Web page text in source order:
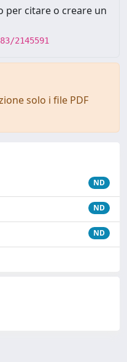
per citare o creare un
2145591
solo i file PDF
ND
ND
ND